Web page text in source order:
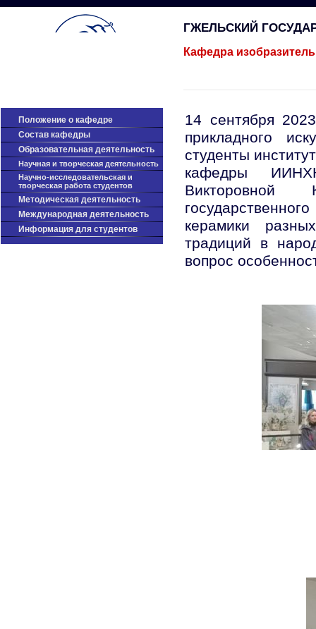
ГЖЕЛЬСКИЙ
Кафедра
Положение о кафедре
Cостав кафедры
Образовательная деятельность
Научная и творческая деятельность
Научно-исследовательская и
творческая работа студентов
Методическая деятельность
Международная деятельность
Информация для студентов
14 сентября
прикладного
студенты
кафедры
Викторовной
керамики
традиций в
вопрос